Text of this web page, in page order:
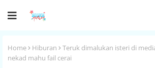
Home Hiburan
Teruk dimalukan isteri di
nekad mahu fail cerai